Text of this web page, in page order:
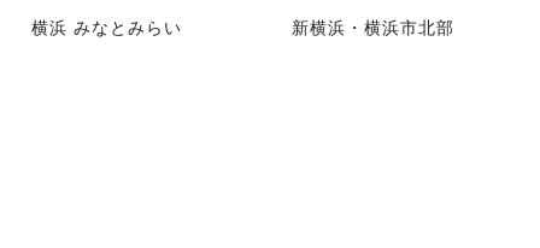
横浜 みなとみらい 新横浜・横浜市北部